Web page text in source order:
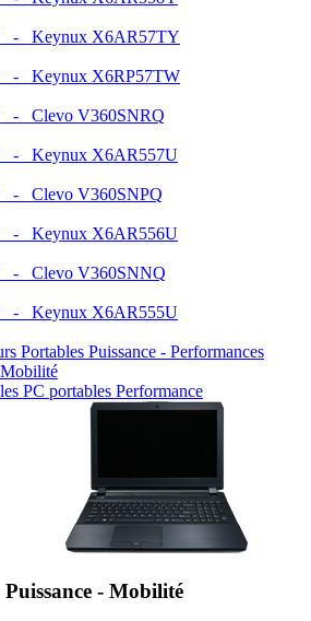
- Keynux X6AR57TY
- Keynux X6RP57TW
- Clevo V360SNRQ
- Keynux X6AR557U
- Clevo V360SNPQ
- Keynux X6AR556U
- Clevo V360SNNQ
- Keynux X6AR555U
Mobilité
PC portables Performance
Puissance - Mobilité